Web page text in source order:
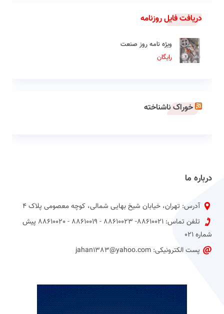
دریافت فایل روزنامه
ویژه نامه روز صنعت
رایگان
خوراک ناشناخته
درباره ما
آدرس: تهران، خیابان شیخ بهایی شمالی، کوچه معصومی پلاک 4
تلفن تماس: 88610021- 88610023 - 88610019 - 88610020 پیش
شماره 021
پست الکترونیکی: jahan1383@yahoo.com